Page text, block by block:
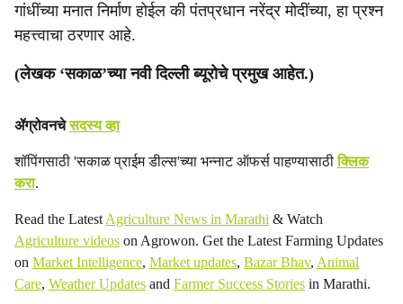
गांधींच्या मनात निर्माण होईल की पंतप्रधान नरेंद्र मोदींच्या, हा प्रश्न
महत्त्वाचा ठरणार आहे.
(लेखक ‘सकाळ’च्या नवी दिल्ली ब्यूरोचे प्रमुख आहेत.)
ॲग्रोवनचेसदस्य व्हा
शॉपिंगसाठी 'सकाळ प्राईम डील्स'च्या भन्नाट ऑफर्स पाहण्यासाठीक्लिक
करा.
Read the Latest Agriculture News in Marathi & Watch
Agriculture videos on Agrowon. Get the Latest Farming Updates
on Market Intelligence, Market updates, Bazar Bhav, Animal
Care, Weather Updates and Farmer Success Stories in Marathi.